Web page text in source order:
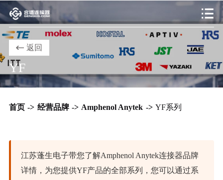
返回
YF
首页 -> 经营品牌 -> Amphenol Anytek -> YF系列
江苏蓬生电子带您了解Amphenol Anytek连接器品牌
详情，为您提供YF产品的全部系列，您可以通过系